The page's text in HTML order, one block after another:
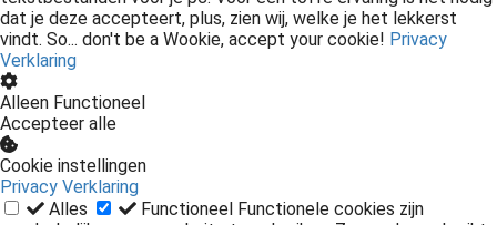
dat je deze accepteert, plus, zien wij, welke je het lekkerst
vindt. So... don't be a Wookie, accept your cookie! Privacy
Verklaring
Alleen Functioneel
Accepteer alle
Cookie instellingen
Privacy Verklaring
Alles
Functioneel Functionele cookies zijn